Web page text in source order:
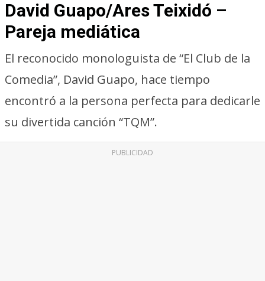
David Guapo/Ares Teixidó –
Pareja mediática
El reconocido monologuista de “El Club de la
Comedia”, David Guapo, hace tiempo
encontró a la persona perfecta para dedicarle
su divertida canción “TQM”.
PUBLICIDAD